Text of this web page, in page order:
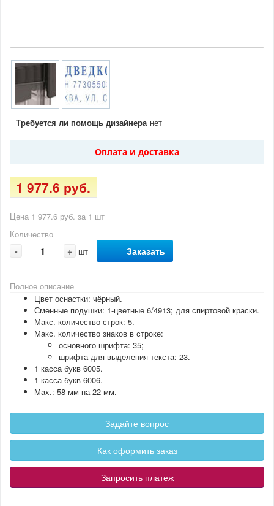
Требуется ли помощь дизайнера нет
Оплата и доставка
1 977.6 руб.
Цена 1 977.6 руб. за 1 шт
Количество
- + шт Заказать
Полное описание
Цвет оснастки: чёрный.
Сменные подушки: 1-цветные 6/4913; для спиртовой краски.
Макс. количество строк: 5.
Макс. количество знаков в строке:
основного шрифта: 35;
шрифта для выделения текста: 23.
1 касса букв 6005.
1 касса букв 6006.
Max.: 58 мм на 22 мм.
Задайте вопрос
Как оформить заказ
Запросить платеж